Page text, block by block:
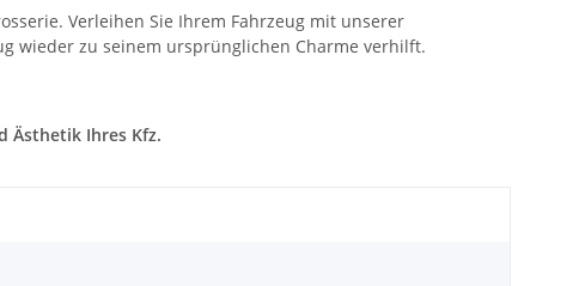
Verleihen Sie Ihrem Fahrzeug mit unserer
wieder zu seinem ursprünglichen Charme verhilft.
Ästhetik Ihres Kfz.